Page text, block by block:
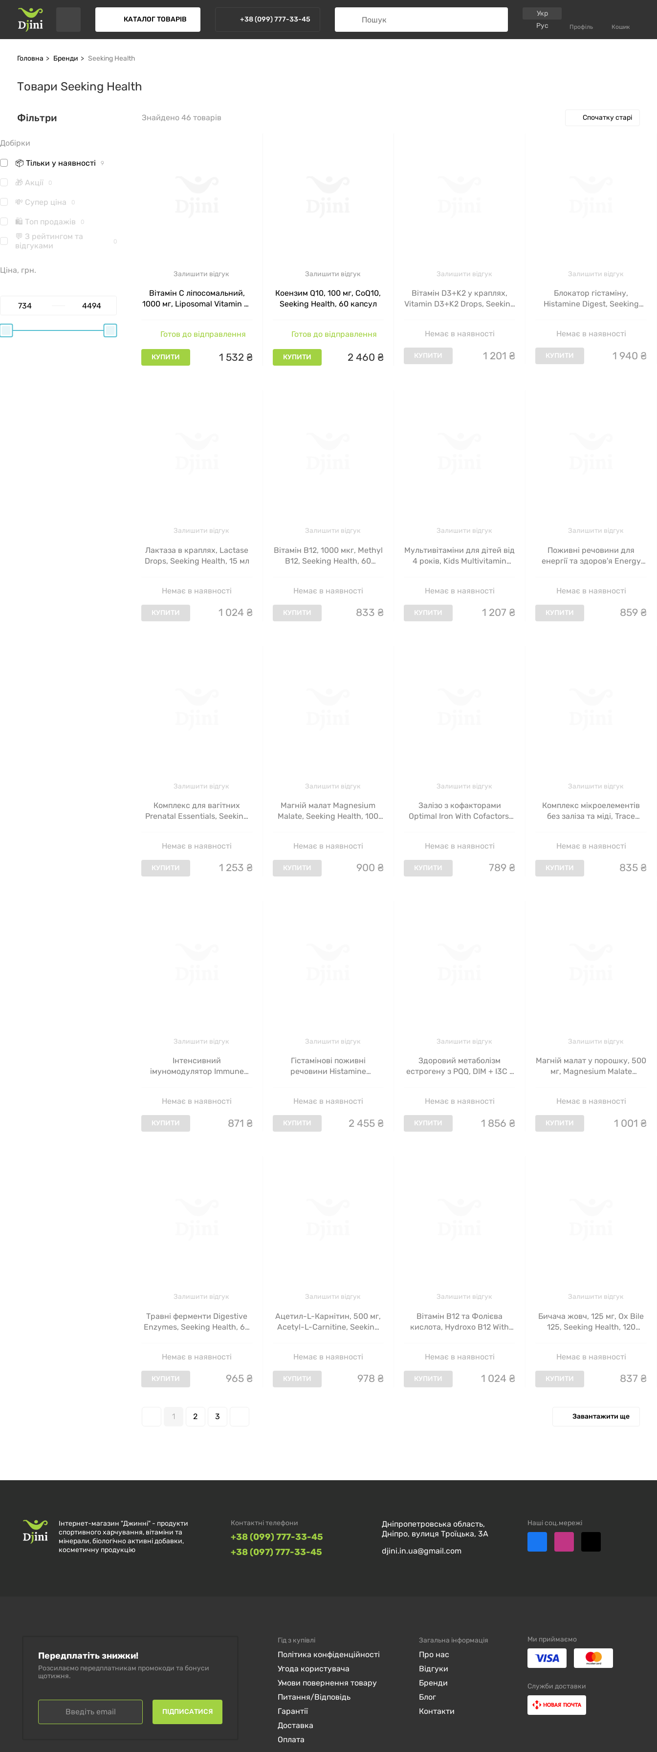
КАТАЛОГ ТОВАРІВ +38 (099) 777-33-45
Укр
Рус
Профіль Кошик
Головна Бренди Seeking Health
Товари Seeking Health
Фільтри Знайдено 46 товарів Спочатку старі
Добірки
📦 Тільки у наявності 9
🎁 Акції 0
💸 Супер ціна 0
🛍 Топ продажів 0
💬 З рейтингом та
відгуками
0
Ціна, грн. Залишити відгук
Вітамін С ліпосомальний,
1000 мг, Liposomal Vitamin C,
Готов до відправлення
КУПИТИ 1 532 ₴
Залишити відгук
Коензим Q10, 100 мг, CoQ10,
Seeking Health, 60 капсул
Готов до відправлення
КУПИТИ 2 460 ₴
Залишити відгук
Вітамін D3+K2 у краплях,
Vitamin D3+K2 Drops, Seeking
Немає в наявності
КУПИТИ 1 201 ₴
Залишити відгук
Блокатор гістаміну,
Histamine Digest, Seeking
Немає в наявності
КУПИТИ 1 940 ₴
Залишити відгук
Лактаза в краплях, Lactase
Drops, Seeking Health, 15 мл
Немає в наявності
КУПИТИ 1 024 ₴
Залишити відгук
Вітамін B12, 1000 мкг, Methyl
B12, Seeking Health, 60
Немає в наявності
КУПИТИ 833 ₴
Залишити відгук
Мультивітаміни для дітей від
4 років, Kids Multivitamin
Немає в наявності
КУПИТИ 1 207 ₴
Залишити відгук
Поживні речовини для
енергії та здоров'я Energy
Немає в наявності
КУПИТИ 859 ₴
Залишити відгук
Комплекс для вагітних
Prenatal Essentials, Seeking
Немає в наявності
КУПИТИ 1 253 ₴
Залишити відгук
Магній малат Magnesium
Malate, Seeking Health, 100
Немає в наявності
КУПИТИ 900 ₴
Залишити відгук
Залізо з кофакторами
Optimal Iron With Cofactors,
Немає в наявності
КУПИТИ 789 ₴
Залишити відгук
Комплекс мікроелементів
без заліза та міді, Trace
Немає в наявності
КУПИТИ 835 ₴
Залишити відгук
Інтенсивний
імуномодулятор Immune
Немає в наявності
КУПИТИ 871 ₴
Залишити відгук
Гістамінові поживні
речовини Histamine
Немає в наявності
КУПИТИ 2 455 ₴
Залишити відгук
Здоровий метаболізм
естрогену з PQQ, DIM + I3C з
Немає в наявності
КУПИТИ 1 856 ₴
Залишити відгук
Магній малат у порошку, 500
мг, Magnesium Malate
Немає в наявності
КУПИТИ 1 001 ₴
Залишити відгук
Травні ферменти Digestive
Enzymes, Seeking Health, 60
Немає в наявності
КУПИТИ 965 ₴
Залишити відгук
Ацетил-L-Карнітин, 500 мг,
Acetyl-L-Carnitine, Seeking
Немає в наявності
КУПИТИ 978 ₴
Залишити відгук
Вітамін B12 та Фолієва
кислота, Hydroxo B12 With
Немає в наявності
КУПИТИ 1 024 ₴
Залишити відгук
Бичача жовч, 125 мг, Ox Bile
125, Seeking Health, 120
Немає в наявності
КУПИТИ 837 ₴
1 2 3 Завантажити ще
Інтернет-магазин "Джинні" - продукти
спортивного харчування, вітаміни та
мінерали, біологічно активні добавки,
косметичну продукцію
Контактні телефони
+38 (099) 777-33-45
+38 (097) 777-33-45
Наші соц.мережі
Дніпропетровська область,
Дніпро, вулиця Троїцька, 3А
djini.in.ua@gmail.com
Передплатіть знижки!
Розсилаємо передплатникам промокоди та бонуси
щотижня.
ПІДПИСАТИСЯ
Гід з купівлі
Політика конфіденційності
Угода користувача
Умови повернення товару
Питання/Відповідь
Гарантії
Доставка
Оплата
Загальна інформація
Про нас
Відгуки
Бренди
Блог
Контакти
Ми приймаємо
Служби доставки